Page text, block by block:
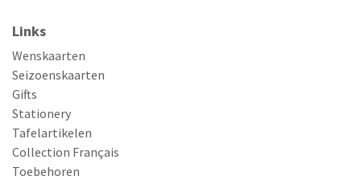
Links
Wenskaarten
Seizoenskaarten
Gifts
Stationery
Tafelartikelen
Collection Français
Toebehoren